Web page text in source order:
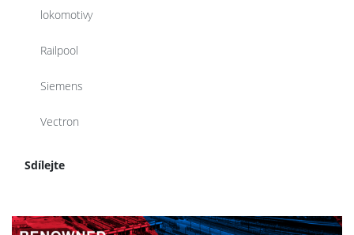
lokomotivy
Railpool
Siemens
Vectron
Sdílejte